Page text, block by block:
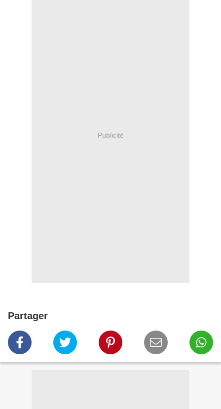
Publicité
Partager